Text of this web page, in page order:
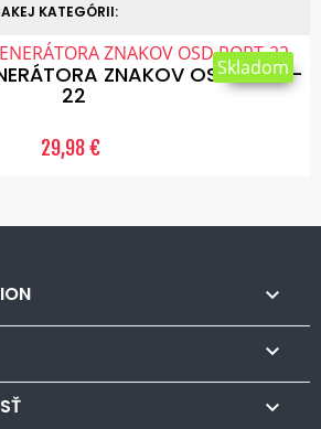
KATEGÓRII:
ZNAKOV OSD PORT-
22
29,98 €
Skladom


